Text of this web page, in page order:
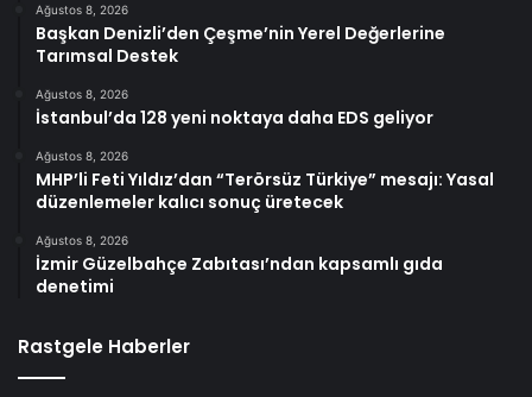
Ağustos 8, 2026
Başkan Denizli’den Çeşme’nin Yerel Değerlerine
Tarımsal Destek
Ağustos 8, 2026
İstanbul’da 128 yeni noktaya daha EDS geliyor
Ağustos 8, 2026
MHP’li Feti Yıldız’dan “Terörsüz Türkiye” mesajı: Yasal
düzenlemeler kalıcı sonuç üretecek
Ağustos 8, 2026
İzmir Güzelbahçe Zabıtası’ndan kapsamlı gıda
denetimi
Rastgele Haberler